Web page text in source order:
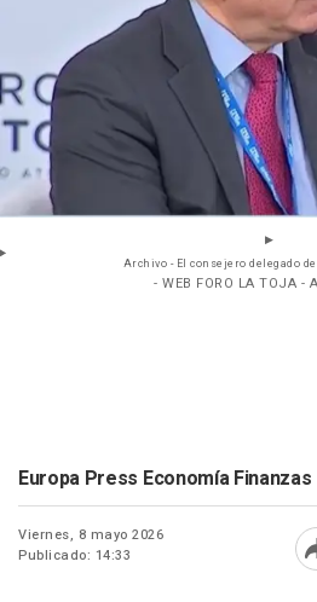
Archivo - El consejero delegado
- WEB FORO LA TOJA -
Europa Press Economía Finanzas
Viernes, 8 mayo 2026
Publicado: 14:33